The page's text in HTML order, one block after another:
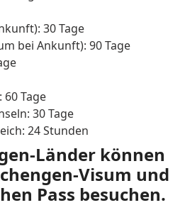
30 Tage
bei Ankunft): 90 Tage
60 Tage
30 Tage
24 Stunden
Länder können
Visum und
Pass besuchen.